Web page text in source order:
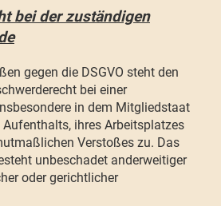
bei der zuständigen
gegen die DSGVO steht den
bei einer
in dem Mitgliedstaat
ihres Arbeitsplatzes
Verstoßes zu. Das
unbeschadet anderweitiger
oder gerichtlicher